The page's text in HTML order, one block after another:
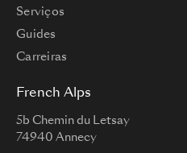
Serviços
Guides
Carreiras
French Alps
5b Chemin du Letsay
74940 Annecy